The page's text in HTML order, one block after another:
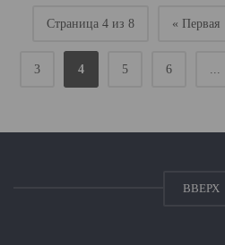
Страница 4 из 8 « Первая
3 4 5 6
ВВЕРХ